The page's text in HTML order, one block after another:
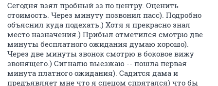
Сегодня взял пробный зз по центру. Оценить
стоимость. Через минуту позвонил пасс). Подробно
объяснил куда подехать.) Хотя я прекрасно знал
место назначения.) Прибыл отметился смотрю две
минуты бесплатного ожидания думаю хорошо).
Через две минуты звонок смотрю в боковое вижу
звонящего.) Сигналю выезжаю -- пошла первая
минута платного ожидания). Садится дама и
предъявляет мне что я спецом спрятался) что бы